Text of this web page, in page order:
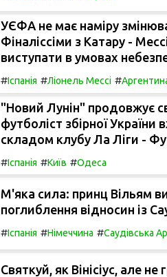
УЄФА не має наміру
Фіналіссіми з Катару -
виступати в умовах
#Іспанія #Ліонель Мессі #
"Новий Лунін" продовжує
футболіст збірної
складом клубу Ла Ліги -
#Іспанія #Київ #Одеса
М'яка сила: принц Вільям
поглиблення відносин із
#Іспанія #Німеччина #Саудівська
Святкуй, як Вінісіус, але